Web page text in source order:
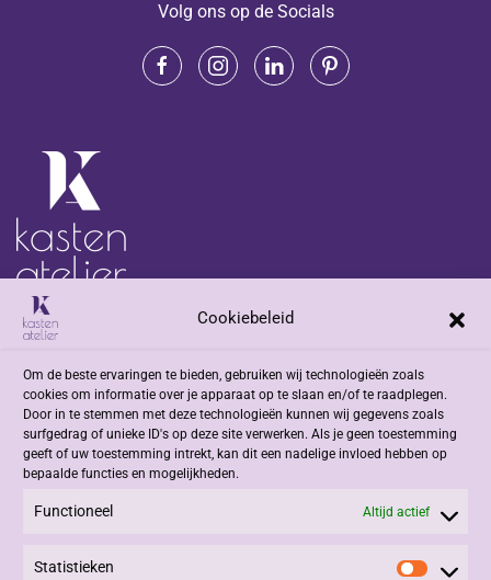
Cookiebeleid
Om de beste ervaringen te bieden, gebruiken wij technologieën zoals
cookies om informatie over je apparaat op te slaan en/of te raadplegen.
Door in te stemmen met deze technologieën kunnen wij gegevens zoals
surfgedrag of unieke ID's op deze site verwerken. Als je geen toestemming
geeft of uw toestemming intrekt, kan dit een nadelige invloed hebben op
bepaalde functies en mogelijkheden.
Functioneel Altijd actief
Statistieken
Volg ons op de Socials
Adres
Jacob Romenweg 2
6042 EZ Roermond
Contact
+31 (0)475 332908